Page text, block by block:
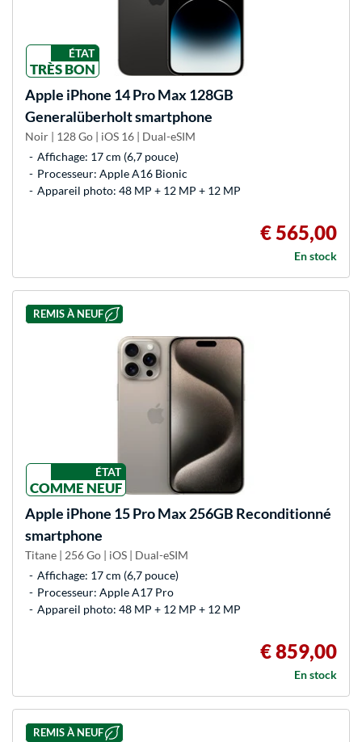
ÉTAT
TRÈS BON
Apple iPhone 14 Pro Max 128GB
Generalüberholt smartphone
Noir | 128 Go | iOS 16 | Dual-eSIM
Affichage: 17 cm (6,7 pouce)
Processeur: Apple A16 Bionic
Appareil photo: 48 MP + 12 MP + 12 MP
€ 565,00
En stock
REMIS À NEUF
ÉTAT
COMME NEUF
Apple iPhone 15 Pro Max 256GB Reconditionné
smartphone
Titane | 256 Go | iOS | Dual-eSIM
Affichage: 17 cm (6,7 pouce)
Processeur: Apple A17 Pro
Appareil photo: 48 MP + 12 MP + 12 MP
€ 859,00
En stock
REMIS À NEUF